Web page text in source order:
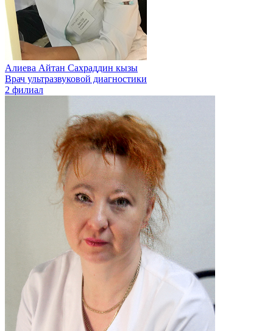
Алиева Айтан Сахраддин кызы
Врач ультразвуковой диагностики
2 филиал